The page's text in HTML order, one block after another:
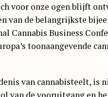
voor onze ogen blijft
van de belangrijkste
Cannabis Business
toonaangevende
van cannabisteelt, is
van de vooruitgang en